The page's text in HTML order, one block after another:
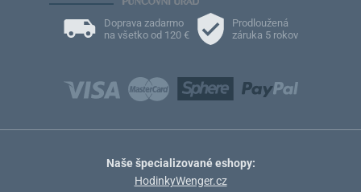
Doprava zadarmo
na všetko od 120 €
Prodloužená
záruka 5 rokov
Naše špecializované eshopy:
HodinkyWenger.cz